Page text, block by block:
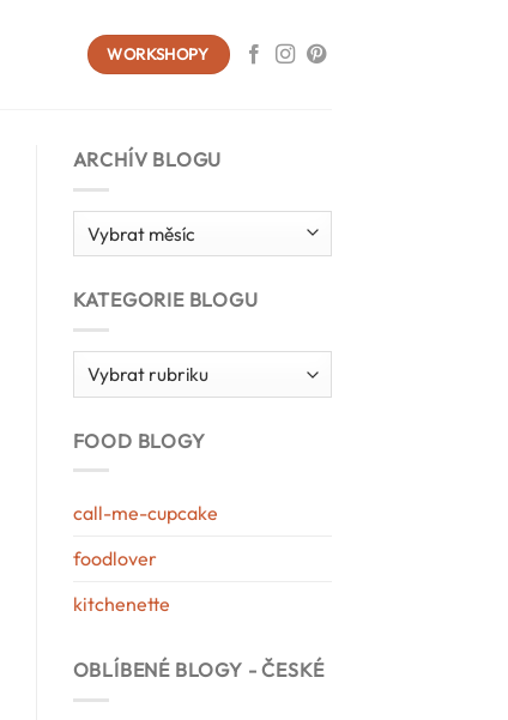
WORKSHOPY
ARCHÍV BLOGU
blogu
KATEGORIE BLOGU
Kategorie
blogu
FOOD BLOGY
call-me-cupcake
foodlover
kitchenette
OBLÍBENÉ BLOGY - ČESKÉ